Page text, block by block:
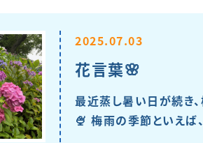
2025.07.03
花言葉🌸
最近蒸し暑い日が続き
🍨 梅雨の季節といえば